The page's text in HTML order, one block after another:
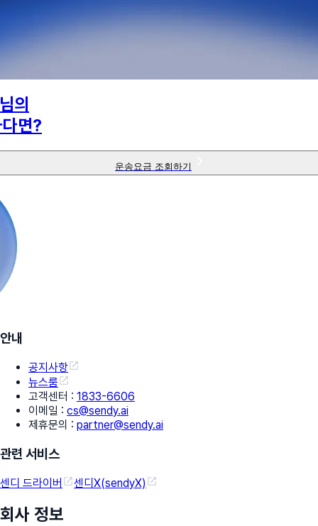
님의
면?
운송요금 조회하기
안내
공지사항
뉴스룸
고객센터 : 1833-6606
이메일 : cs@sendy.ai
제휴문의 : partner@sendy.ai
관련 서비스
센디 드라이버 센디X(sendyX)
회사 정보